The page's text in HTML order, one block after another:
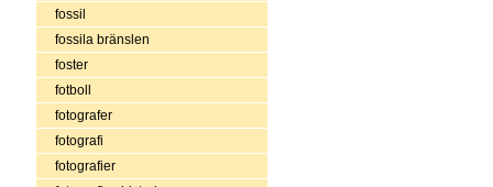
fossil
fossila bränslen
foster
fotboll
fotografer
fotografi
fotografier